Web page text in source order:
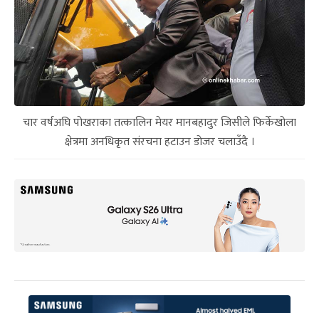
चार वर्षअघि पोखराका तत्कालिन मेयर मानबहादुर जिसीले फिर्केखोला
क्षेत्रमा अनधिकृत संरचना हटाउन डोजर चलाउँदै ।